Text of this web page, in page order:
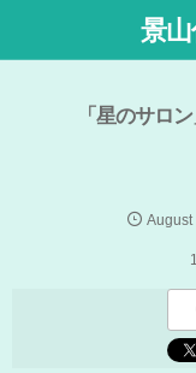
景
「星のサロ
August